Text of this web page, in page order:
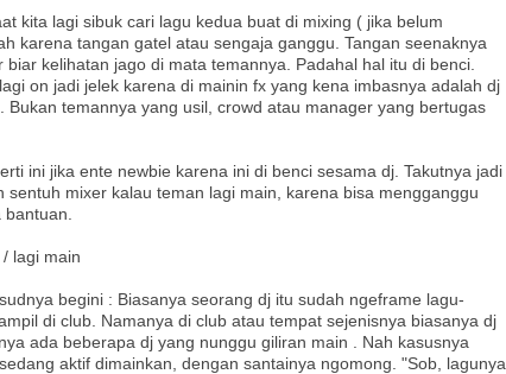
kita lagi sibuk cari lagu kedua buat di mixing ( jika belum
karena tangan gatel atau sengaja ganggu. Tangan seenaknya
kelihatan jago di mata temannya. Padahal hal itu di benci.
on jadi jelek karena di mainin fx yang kena imbasnya adalah dj
Bukan temannya yang usil, crowd atau manager yang bertugas
ini jika ente newbie karena ini di benci sesama dj. Takutnya jadi
sentuh mixer kalau teman lagi main, karena bisa mengganggu
lagi main
begini : Biasanya seorang dj itu sudah ngeframe lagu-
di club. Namanya di club atau tempat sejenisnya biasanya dj
ada beberapa dj yang nunggu giliran main . Nah kasusnya
aktif dimainkan, dengan santainya ngomong. "Sob, lagunya